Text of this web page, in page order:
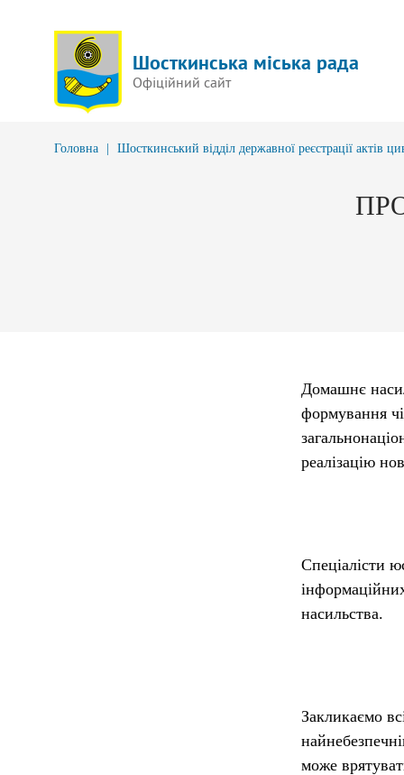
Шосткинська міська рада
Офіційний сайт
Головна Шосткинський відділ державної реєстрації актів
Домашнє
формування
реалізацію
Спеціалісти
насильства.
Закликаємо
може